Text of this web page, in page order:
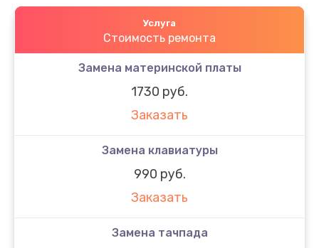
Услуга
Стоимость ремонта
Замена материнской платы
1730 руб.
Заказать
Замена клавиатуры
990 руб.
Заказать
Замена тачпада